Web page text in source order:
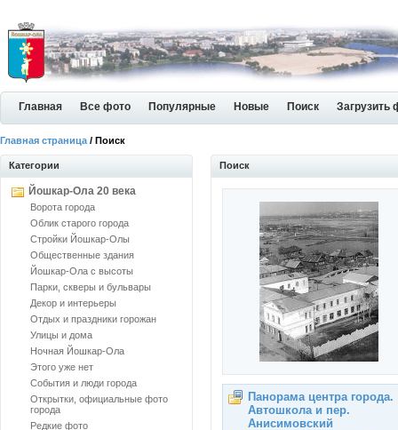
Главная Все фото Популярные Новые Поиск Загрузить
Главная страница / Поиск
Категории
Йошкар-Ола 20 века
Ворота города
Облик старого города
Стройки Йошкар-Олы
Общественные здания
Йошкар-Ола с высоты
Парки, скверы и бульвары
Декор и интерьеры
Отдых и праздники горожан
Улицы и дома
Ночная Йошкар-Ола
Этого уже нет
События и люди города
Открытки, официальные фото
города
Редкие фото
Поиск
Панорама центра города.
Автошкола и пер.
Анисимовский